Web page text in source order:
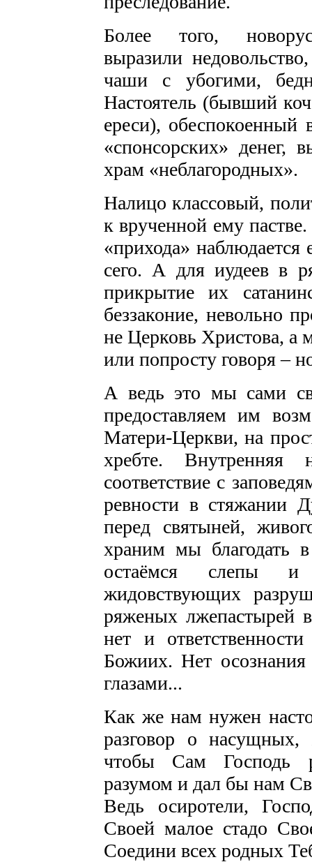
Более того,
выразили
чаши с убогими,
Настоятель (бывший
ереси),
«спонсорских» денег,
храм «неблагородных».
Налицо классовый,
к врученной ему
«прихода»
сего. А для иудеев в
прикрытие их
беззаконие, невольно
не Церковь Христова, а
или попросту говоря –
А ведь это мы сами
предоставляем им
Матери-Церкви, на
хребте.
соответствие с
ревности в стяжании
перед святыней,
храним мы благодать
остаёмся слепы
жидовствующих
ряженых лжепастырей
нет и
Божиих. Нет
глазами...
Как же нам нужен
разговор о
чтобы Сам Господь
разумом и дал бы нам
Ведь осиротели,
Своей малое стадо
Соедини всех родных